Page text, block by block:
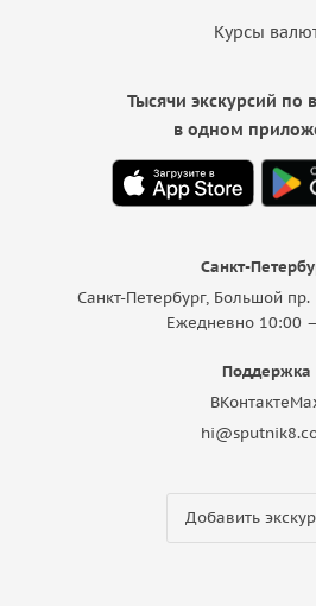
Курсы
Санкт-
Санкт-Петербург, Большой
Ежедневно 10:00
Поддержка
ВКонтакте
Добавить
Тысячи экскурсий по
в одном